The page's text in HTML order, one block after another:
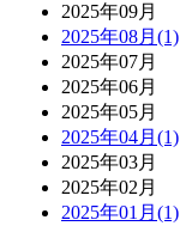
2025年09月
2025年08月(1)
2025年07月
2025年06月
2025年05月
2025年04月(1)
2025年03月
2025年02月
2025年01月(1)